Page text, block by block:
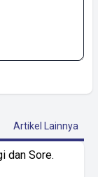
Artikel Lainnya
dan Sore.